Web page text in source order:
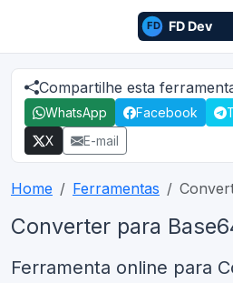
Compartilhe esta
WhatsApp Facebook
X
E-mail
Home Ferramentas
Converter para
Ferramenta online para